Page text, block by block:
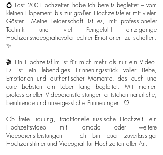
💍 Fast 200 Hochzeiten habe ich bereits begleitet – vom
kleinen Elopement bis zur großen Hochzeitsfeier mit vielen
Gästen. Meine Leidenschaft ist es, mit professioneller
Technik und viel Feingefühl einzigartige
Hochzeitsvideografievoller echter Emotionen zu schaffen.
✨
🎬 Ein Hochzeitsfilm ist für mich mehr als nur ein Video.
Es ist ein lebendiges Erinnerungsstück voller Liebe,
Emotionen und authentischer Momente, das euch und
eure Liebsten ein Leben lang begleitet. Mit meinen
professionellen Videodienstleistungen entstehen natürliche,
berührende und unvergessliche Erinnerungen. 🤍
Ob freie Trauung, traditionelle russische Hochzeit, ein
Hochzeitsvideo mit Tamada oder weitere
Videodienstleistungen – ich bin euer zuverlässiger
Hochzeitsfilmer und Videograf für Hochzeiten aller Art.